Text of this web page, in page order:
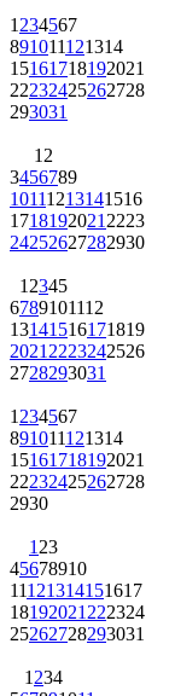
1 234567
891011121314
15161718192021
22232425262728
293031
1 2
3456789
10111213141516
1718192021 2223
24252627282930
1 2345
6789101112
13141516171819
2021 2223242526
2728293031
1 234567
891011121314
15161718192021
22232425262728
2930
1 23
45678910
11121314151617
18192021 222324
25262728293031
1 234